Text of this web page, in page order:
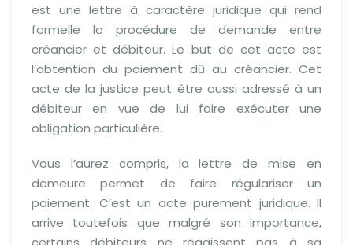
est une lettre à caractère juridique qui rend
formelle la procédure de demande entre
créancier et débiteur. Le but de cet acte est
l’obtention du paiement dû au créancier. Cet
acte de la justice peut être aussi adressé à un
débiteur en vue de lui faire exécuter une
obligation particulière.
Vous l’aurez compris, la lettre de mise en
demeure permet de faire régulariser un
paiement. C’est un acte purement juridique. Il
arrive toutefois que malgré son importance,